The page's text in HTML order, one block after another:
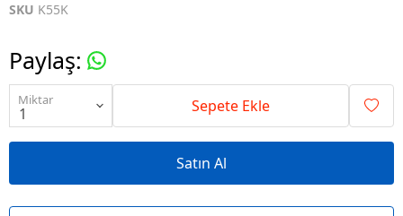
SKU K55K
Paylaş:
Miktar Sepete Ekle
Satın Al